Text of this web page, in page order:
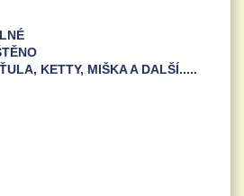
KETTY, MIŠKA A DALŠÍ.....